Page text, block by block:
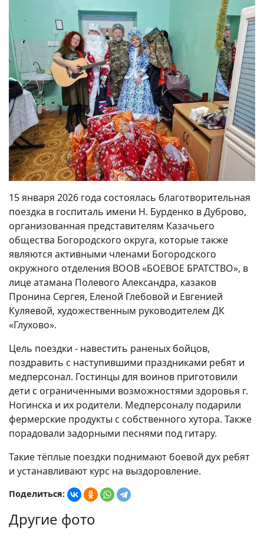
15 января 2026 года состоялась благотворительная
поездка в госпиталь имени Н. Бурденко в Дуброво,
организованная представителям Казачьего
общества Богородского округа, которые также
являются активными членами Богородского
окружного отделения ВООВ «БОЕВОЕ БРАТСТВО», в
лице атамана Полевого Александра, казаков
Пронина Сергея, Еленой Глебовой и Евгенией
Куляевой, художественным руководителем ДК
«Глухово».
Цель поездки - навестить раненых бойцов,
поздравить с наступившими праздниками ребят и
медперсонал. Гостинцы для воинов приготовили
дети с ограниченными возможностями здоровья г.
Ногинска и их родители. Медперсоналу подарили
фермерские продукты с собственного хутора. Также
порадовали задорными песнями под гитару.
Такие тёплые поездки поднимают боевой дух ребят
и устанавливают курс на выздоровление.
Поделиться:
Другие фото